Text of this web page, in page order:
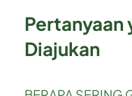
Pertanyaan
Diajukan